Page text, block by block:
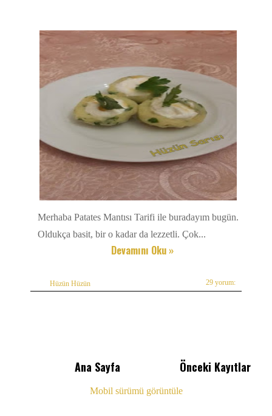
Merhaba Patates Mantısı Tarifi ile buradayım bugün.
Oldukça basit, bir o kadar da lezzetli. Çok...
Devamını Oku »
Hüzün Hüzün 29 yorum:
Önceki Kayıtlar
Ana Sayfa
Mobil sürümü görüntüle